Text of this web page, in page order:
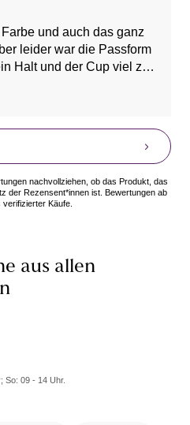
und auch das ganz
leider war die Passform
Halt und der Cup viel zu
nachvollziehen, ob das Produkt, das
der Rezensent*innen ist. Bewertungen ab
Käufe.
aus allen
So: 09 - 14 Uhr.